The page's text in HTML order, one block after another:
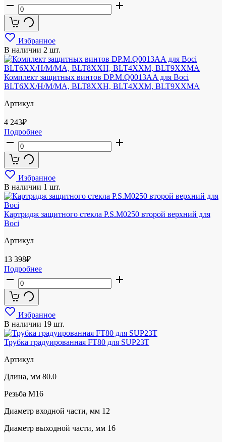
Избранное
В наличии 2 шт.
Комплект защитных винтов DP.M.Q0013AA для Boci
BLT6XX/H/M/MA, BLT8XXH, BLT4XXM, BLT9XXMA
Артикул
4 243₽
Подробнее
Избранное
В наличии 1 шт.
Картридж защитного стекла P.S.M0250 второй верхний для
Boci
Артикул
13 398₽
Подробнее
Избранное
В наличии 19 шт.
Трубка градуированная FT80 для SUP23T
Артикул
Длина, мм 80.0
Резьба М16
Диаметр входной части, мм 12
Диаметр выходной части, мм 16